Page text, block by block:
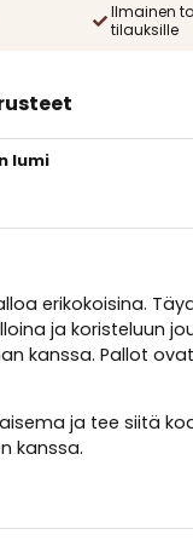
Ilmainen
tilauksille
lumi
erikokoisina.
ja koristeluun
kanssa. Pallot
ja tee siitä
kanssa.